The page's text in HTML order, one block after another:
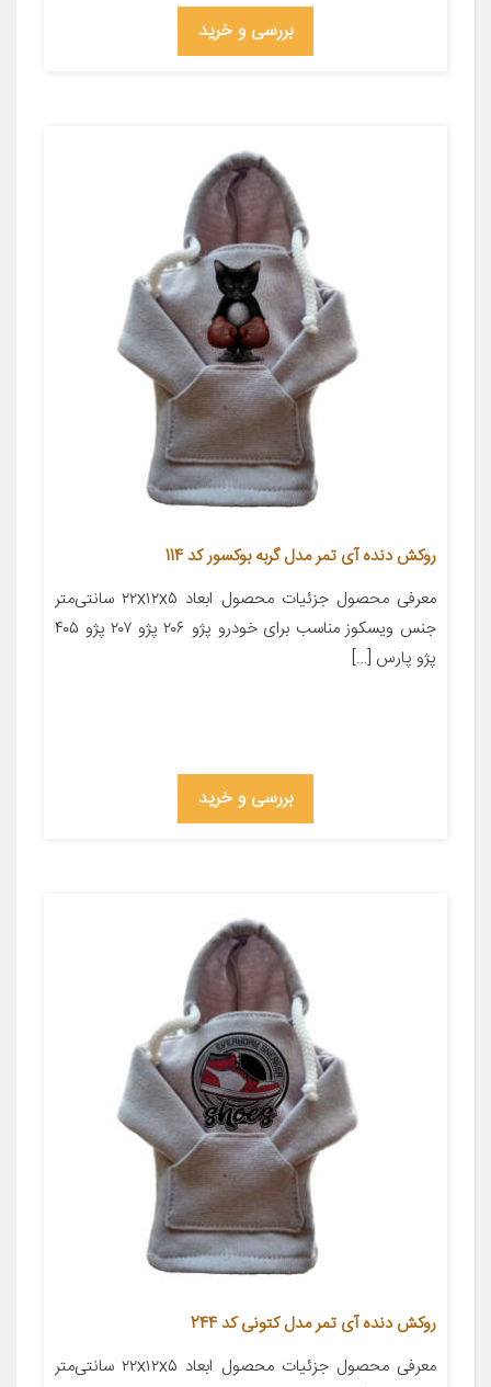
بررسی و خرید
روکش دنده آی تمر مدل گربه بوکسور کد 114
معرفی محصول جزئیات محصول ابعاد ۲۲x۱۲x۵ سانتی‌متر
جنس ویسکوز مناسب برای خودرو پژو ۲۰۶ پژو ۲۰۷ پژو ۴۰۵
پژو پارس […]
بررسی و خرید
روکش دنده آی تمر مدل کتونی کد 244
معرفی محصول جزئیات محصول ابعاد ۲۲x۱۲x۵ سانتی‌متر